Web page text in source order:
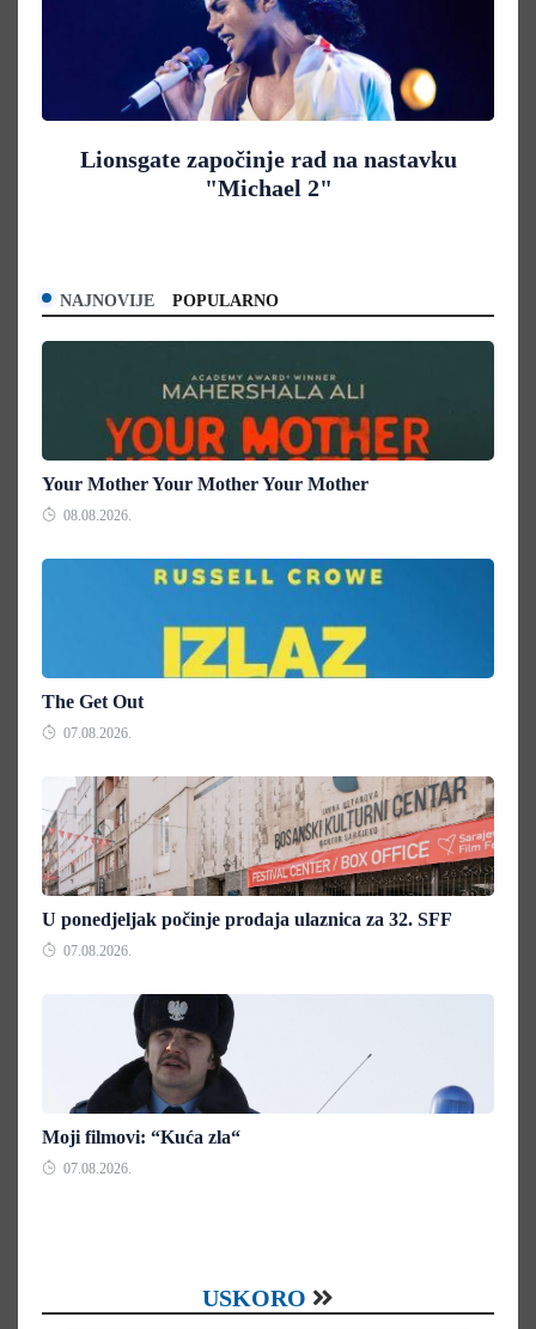
Lionsgate započinje rad na nastavku
"Michael 2"
NAJNOVIJE POPULARNO
Your Mother Your Mother Your Mother
08.08.2026.
The Get Out
07.08.2026.
U ponedjeljak počinje prodaja ulaznica za 32. SFF
07.08.2026.
Moji filmovi: “Kuća zla“
07.08.2026.
USKORO